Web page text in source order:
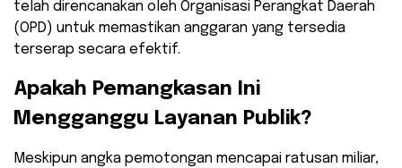
telah direncanakan oleh Organisasi Perangkat Daerah
(OPD) untuk memastikan anggaran yang tersedia
terserap secara efektif.
​Apakah Pemangkasan Ini
Mengganggu Layanan Publik?
​Meskipun angka pemotongan mencapai ratusan miliar,